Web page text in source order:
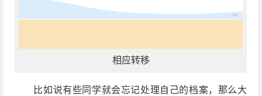
相应转移
比如说有些同学就会忘记处理自己的档案，那么大